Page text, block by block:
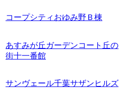
コープシティおゆみ野Ｂ棟
あすみが丘ガーデンコート丘の
街十一番館
サンヴェール千葉サザンヒルズ